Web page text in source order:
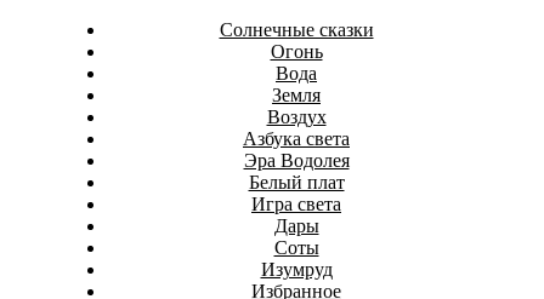
Солнечные сказки
Огонь
Вода
Земля
Воздух
Азбука света
Эра Водолея
Белый плат
Игра света
Дары
Соты
Изумруд
Избранное